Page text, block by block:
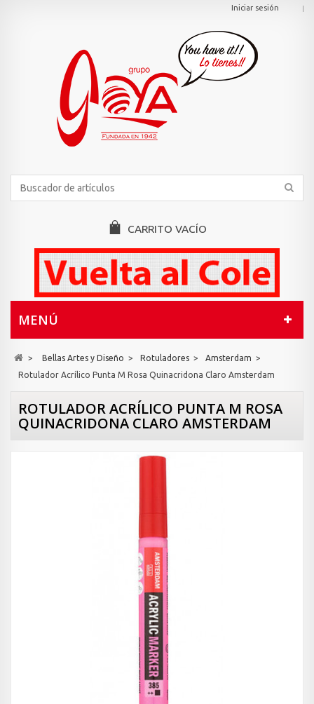
Iniciar sesión
CARRITO VACÍO
MENÚ
> Bellas Artes y Diseño > Rotuladores > Amsterdam >
Rotulador Acrílico Punta M Rosa Quinacridona Claro Amsterdam
ROTULADOR ACRÍLICO PUNTA M ROSA
QUINACRIDONA CLARO AMSTERDAM